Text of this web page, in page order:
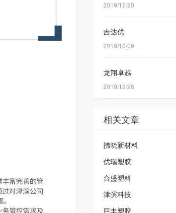
2019/12/20
吉达优
2019/10/09
龙翔卓越
2019/12/28
相关文章
拂晓新材料
优瑞塑胶
合盛塑料
津滨科技
巨丰塑胶